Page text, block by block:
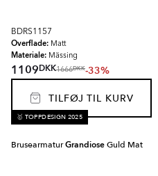
BDRS1157
Overflade: Matt
Materiale: Mässing
1109DKK1666DKK-33%
TILFØJ TIL KURV
🥇 TOPPDESIGN 2025
BrusearmaturGrandioseGuld Mat